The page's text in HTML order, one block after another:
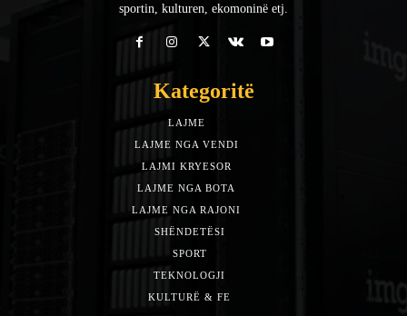
sportin, kulturen, ekomoninë etj.
Kategoritë
LAJME
LAJME NGA VENDI
LAJMI KRYESOR
LAJME NGA BOTA
LAJME NGA RAJONI
SHËNDETËSI
SPORT
TEKNOLOGJI
KULTURË & FE